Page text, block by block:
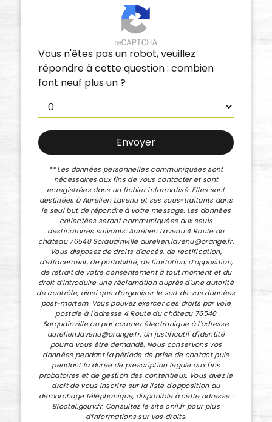
Vous n'êtes pas un robot, veuillez
répondre à cette question : combien
font neuf plus un ?
Envoyer
** Les données personnelles communiquées sont
nécessaires aux fins de vous contacter et sont
enregistrées dans un fichier informatisé. Elles sont
destinées à Aurélien Lavenu et ses sous-traitants dans
le seul but de répondre à votre message. Les données
collectées seront communiquées aux seuls
destinataires suivants: Aurélien Lavenu 4 Route du
château 76540 Sorquainville aurelien.lavenu@orange.fr.
Vous disposez de droits d’accès, de rectification,
d’effacement, de portabilité, de limitation, d’opposition,
de retrait de votre consentement à tout moment et du
droit d’introduire une réclamation auprès d’une autorité
de contrôle, ainsi que d’organiser le sort de vos données
post-mortem. Vous pouvez exercer ces droits par voie
postale à l'adresse 4 Route du château 76540
Sorquainville ou par courrier électronique à l'adresse
aurelien.lavenu@orange.fr. Un justificatif d'identité
pourra vous être demandé. Nous conservons vos
données pendant la période de prise de contact puis
pendant la durée de prescription légale aux fins
probatoires et de gestion des contentieux. Vous avez le
droit de vous inscrire sur la liste d'opposition au
démarchage téléphonique, disponible à cette adresse :
Bloctel.gouv.fr. Consultez le site cnil.fr pour plus
d’informations sur vos droits.